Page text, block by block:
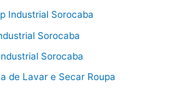
Industrial Sorocaba
Sorocaba
Sorocaba
de Lavar e Secar Roupa